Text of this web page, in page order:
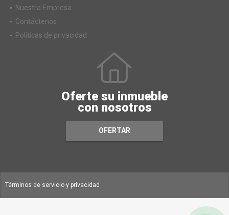
Nuestra Empresa
Contáctenos
Políticas de privacidad
Oferte su inmueble
con nosotros
OFERTAR
Términos de servicio y privacidad